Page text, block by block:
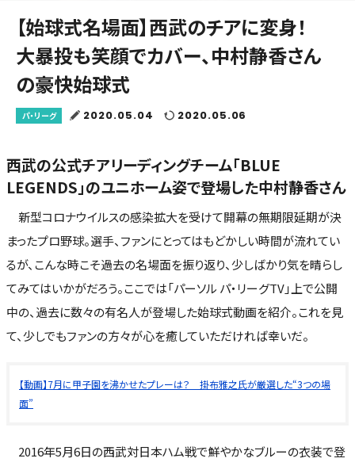
【始球式名場面】西武のチアに変身！
大暴投も笑顔でカバー、中村静香さん
の豪快始球式
パ・リーグ 2020.05.04 2020.05.06
西武の公式チアリーディングチーム「BLUE
LEGENDS」のユニホーム姿で登場した中村静香さん
新型コロナウイルスの感染拡大を受けて開幕の無期限延期が決
まったプロ野球。選手、ファンにとってはもどかしい時間が流れてい
るが、こんな時こそ過去の名場面を振り返り、少しばかり気を晴らし
てみてはいかがだろう。ここでは「パーソル パ・リーグTV」上で公開
中の、過去に数々の有名人が登場した始球式動画を紹介。これを見
て、少しでもファンの方々が心を癒していただければ幸いだ。
【動画】7月に甲子園を沸かせたプレーは？ 掛布雅之氏が厳選した“3つの場
面”
2016年5月6日の西武対日本ハム戦で鮮やかなブルーの衣装で登